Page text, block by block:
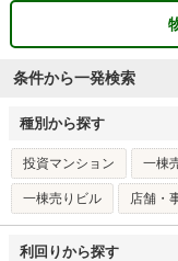
条件から一発検索
種別から探す
投資マンション 一棟
一棟売りビル 店舗・
利回りから探す